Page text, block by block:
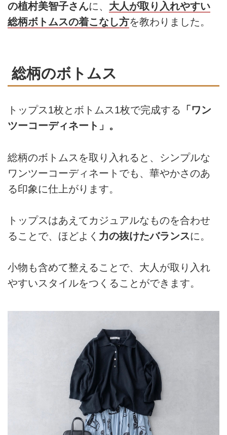
の植村美智子さんに、 大人が取り入れやすい
総柄ボトムスの着こなし方を教わりました。
総柄のボトムス
トップス1枚とボトムス1枚で完成する 「ワン
ツーコーディネート」。
総柄のボトムスを取り入れると、シンプルな
ワンツーコーディネートでも、華やかさのあ
る印象に仕上がります。
トップスはあえてカジュアルなものを合わせ
ることで、ほどよく 力の抜けたバランスに。
小物も含めて整えることで、大人が取り入れ
やすいスタイルをつくることができます。